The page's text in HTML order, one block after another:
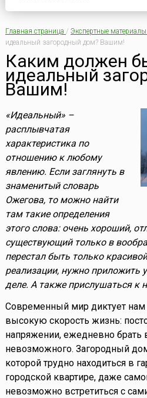
Главная страница / Экспертные материалы
идеальный загородный дом? Вашим!
Каким должен
идеальный
Вашим!
«Идеальный» –
расплывчатая
характеристика по
отношению к любому
явлению. Если заглянуть в
знаменитый словарь
Ожегова, то можно найти
там такие определения
этого слова: очень хороший,
существующий только в
перестал быть только
реализации, нужно приложить
деле. А также прислушаться к
Современный мир диктует нам
высокую скорость жизнь:
напряжении, ежедневно брать
невозможного. Загородный
которой трудно находиться в
городской квартире, даже
невозможно встретиться с